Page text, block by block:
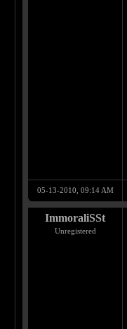
05-13-2010, 09:14 AM
ImmoraliSSt
Unregistered